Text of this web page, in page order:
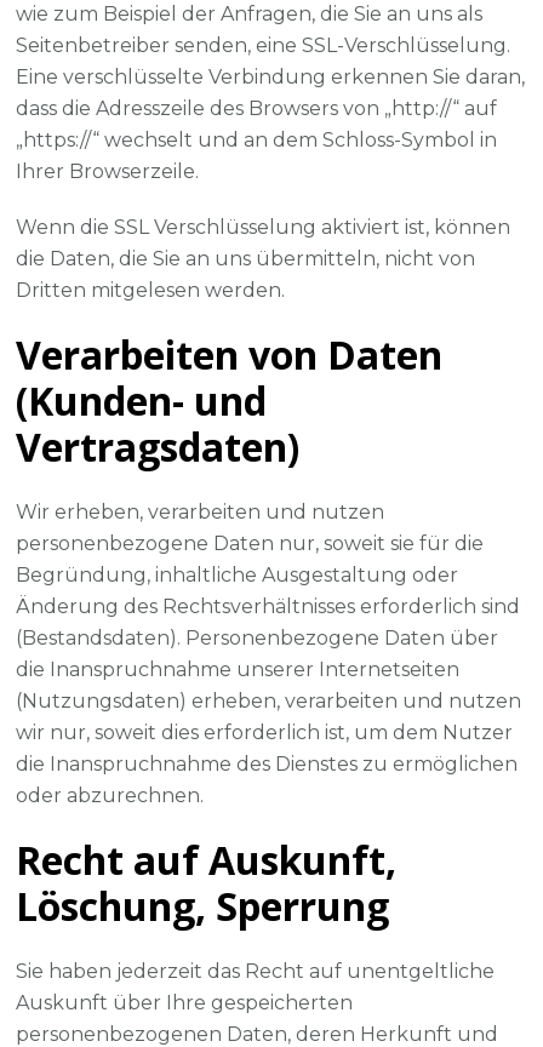
wie zum Beispiel der Anfragen, die Sie an uns als
Seitenbetreiber senden, eine SSL-Verschlüsselung.
Eine verschlüsselte Verbindung erkennen Sie daran,
dass die Adresszeile des Browsers von „http://“ auf
„https://“ wechselt und an dem Schloss-Symbol in
Ihrer Browserzeile.
Wenn die SSL Verschlüsselung aktiviert ist, können
die Daten, die Sie an uns übermitteln, nicht von
Dritten mitgelesen werden.
Verarbeiten von Daten
(Kunden- und
Vertragsdaten)
Wir erheben, verarbeiten und nutzen
personenbezogene Daten nur, soweit sie für die
Begründung, inhaltliche Ausgestaltung oder
Änderung des Rechtsverhältnisses erforderlich sind
(Bestandsdaten). Personenbezogene Daten über
die Inanspruchnahme unserer Internetseiten
(Nutzungsdaten) erheben, verarbeiten und nutzen
wir nur, soweit dies erforderlich ist, um dem Nutzer
die Inanspruchnahme des Dienstes zu ermöglichen
oder abzurechnen.
Recht auf Auskunft,
Löschung, Sperrung
Sie haben jederzeit das Recht auf unentgeltliche
Auskunft über Ihre gespeicherten
personenbezogenen Daten, deren Herkunft und